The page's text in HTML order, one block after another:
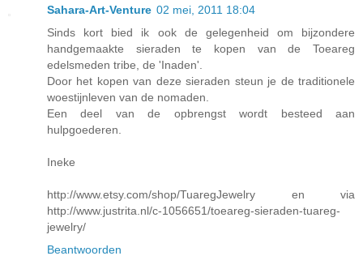
Sahara-Art-Venture 02 mei, 2011 18:04
Sinds kort bied ik ook de gelegenheid om bijzondere
handgemaakte sieraden te kopen van de Toeareg
edelsmeden tribe, de 'Inaden'.
Door het kopen van deze sieraden steun je de traditionele
woestijnleven van de nomaden.
Een deel van de opbrengst wordt besteed aan
hulpgoederen.
Ineke
http://www.etsy.com/shop/TuaregJewelry en via
http://www.justrita.nl/c-1056651/toeareg-sieraden-tuareg-
jewelry/
Beantwoorden